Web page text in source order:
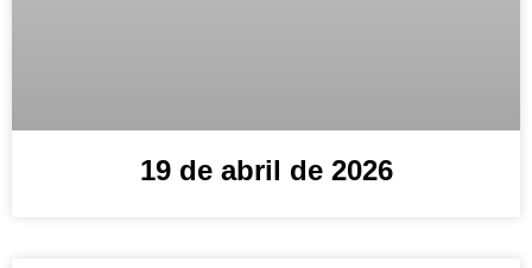
19 de abril de 2026